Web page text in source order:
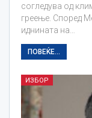
согледува од
греење. Според
иднината на…
ПОВЕЌЕ...
ИЗБОР